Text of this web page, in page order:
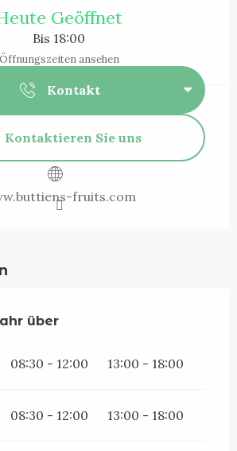
Geöffnet
Bis 18:00
Öffnungszeiten ansehen
Kontakt
Kontaktieren Sie uns
fruits.com
über
über
08:30 - 12:00 13:00 - 18:00
08:30 - 12:00 13:00 - 18:00